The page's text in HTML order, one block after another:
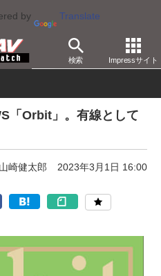
by Translate
検索 Impressサイト
その他
「Orbit」。有線として
山崎健太郎 2023年3月1日 16:00